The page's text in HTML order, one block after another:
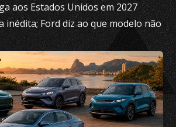
aos Estados Unidos em 2027
Ford diz ao que modelo não
o Brasil no momento